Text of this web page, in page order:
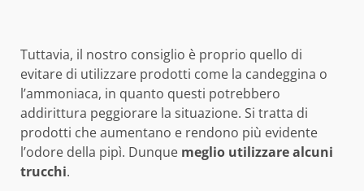
Tuttavia, il nostro consiglio è proprio quello di
evitare di utilizzare prodotti come la candeggina o
l’ammoniaca, in quanto questi potrebbero
addirittura peggiorare la situazione. Si tratta di
prodotti che aumentano e rendono più evidente
l’odore della pipì. Dunque meglio utilizzare alcuni
trucchi.